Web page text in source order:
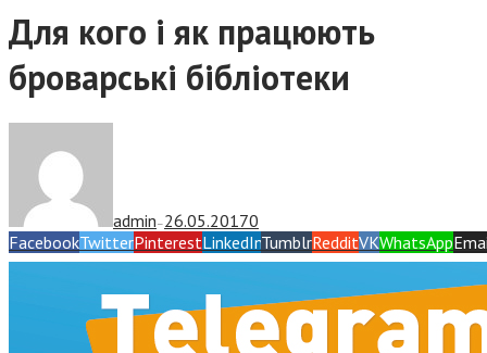
Для кого і як працюють
броварські бібліотеки
admin — 26.05.20170
FacebookTwitterPinterestLinkedInTumblrRedditVKWhatsApp